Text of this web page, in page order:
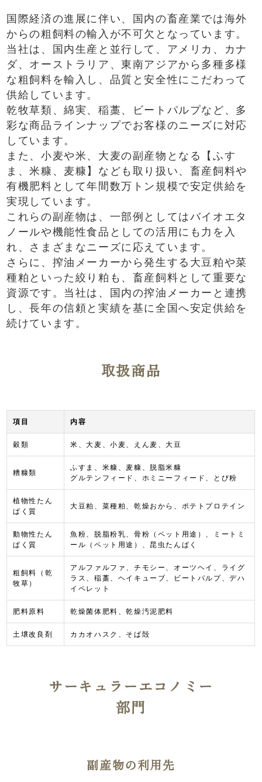
国際経済の進展に伴い、国内の畜産業では海外
からの粗飼料の輸入が不可欠となっています。
当社は、国内生産と並行して、アメリカ、カナ
ダ、オーストラリア、東南アジアから多種多様
な粗飼料を輸入し、品質と安全性にこだわって
供給しています。
乾牧草類、綿実、稲藁、ビートパルプなど、多
彩な商品ラインナップでお客様のニーズに対応
しています。
また、小麦や米、大麦の副産物となる【ふす
ま、米糠、麦糠】なども取り扱い、畜産飼料や
有機肥料として年間数万トン規模で安定供給を
実現しています。
これらの副産物は、一部例としてはバイオエタ
ノールや機能性食品としての活用にも力を入
れ、さまざまなニーズに応えています。
さらに、搾油メーカーから発生する大豆粕や菜
種粕といった絞り粕も、畜産飼料として重要な
資源です。当社は、国内の搾油メーカーと連携
し、長年の信頼と実績を基に全国へ安定供給を
続けています。
取扱商品
項目 内容
穀類 米、大麦、小麦、えん麦、大豆
糟糠類
ふすま、米糠、麦糠、脱脂米糠
グルテンフィード、ホミニーフィード、とび粉
植物性たん
ぱく質
大豆粕、菜種粕、乾燥おから、ポテトプロテイン
動物性たん
ぱく質
魚粉、脱脂粉乳、骨粉（ペット用途）、ミートミ
ール（ペット用途）、昆虫たんぱく
粗飼料（乾
牧草）
アルファルファ、チモシー、オーツヘイ、ライグ
ラス、稲藁、ヘイキューブ、ビートパルプ、デハ
イペレット
肥料原料 乾燥菌体肥料、乾燥汚泥肥料
土壌改良剤 カカオハスク、そば殻
サーキュラーエコノミー
部門
副産物の利用先